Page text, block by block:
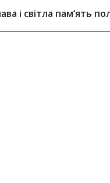
і світла пам’ять